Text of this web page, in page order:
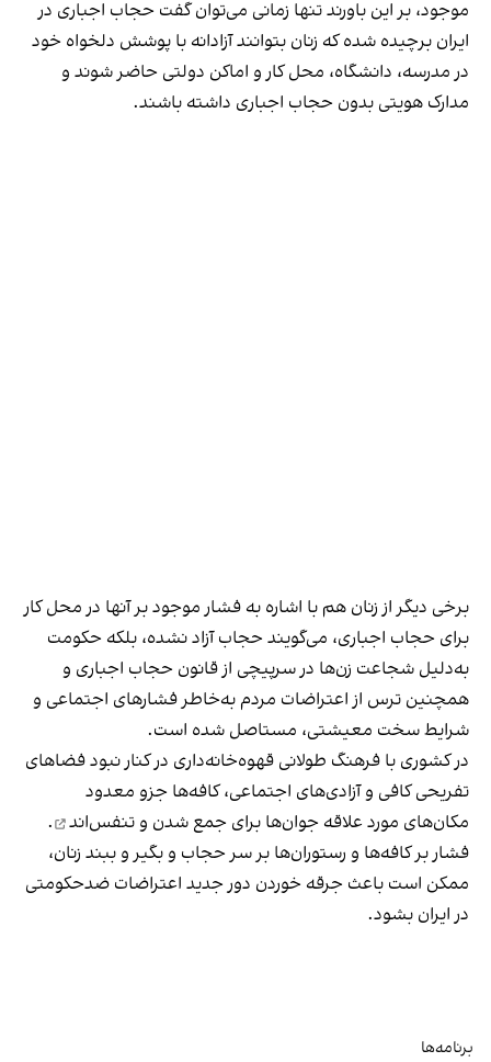
موجود، بر این باورند تنها زمانی می‌توان گفت حجاب اجباری در
ایران برچیده شده که زنان بتوانند آزادانه با پوشش دلخواه خود
در مدرسه، دانشگاه، محل کار و اماکن دولتی حاضر شوند و
مدارک هویتی بدون حجاب اجباری داشته باشند.
برخی دیگر از زنان هم با اشاره به فشار موجود بر آنها در محل کار
برای حجاب اجباری، می‌گویند حجاب آزاد نشده، بلکه حکومت
به‌دلیل شجاعت زن‌ها در سرپیچی از قانون حجاب اجباری و
همچنین ترس از اعتراضات مردم به‌خاطر فشارهای اجتماعی و
شرایط سخت معیشتی، مستاصل شده است.
در کشوری با فرهنگ طولانی قهوه‌‌خانه‌داری در کنار نبود فضاهای
تفریحی کافی و آزادی‌های اجتماعی، کافه‌ها جزو معدود
مکان‌های مورد علاقه جوان‌ها برای جمع شدن و تنفس‌اند
.
فشار بر کافه‌ها و رستوران‌ها بر سر حجاب و بگیر و ببند زنان،
ممکن است باعث جرقه خوردن دور جدید اعتراضات ضدحکومتی
در ایران بشود.
برنامه‌ها